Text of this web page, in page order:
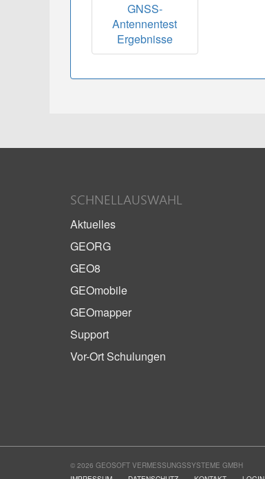
GNSS-
Antennentest
Ergebnisse
SCHNELLAUSWAHL
Aktuelles
GEORG
GEO8
GEOmobile
GEOmapper
Support
Vor-Ort Schulungen
© 2026 GEOSOFT VERMESSUNGSSYSTEME GMBH